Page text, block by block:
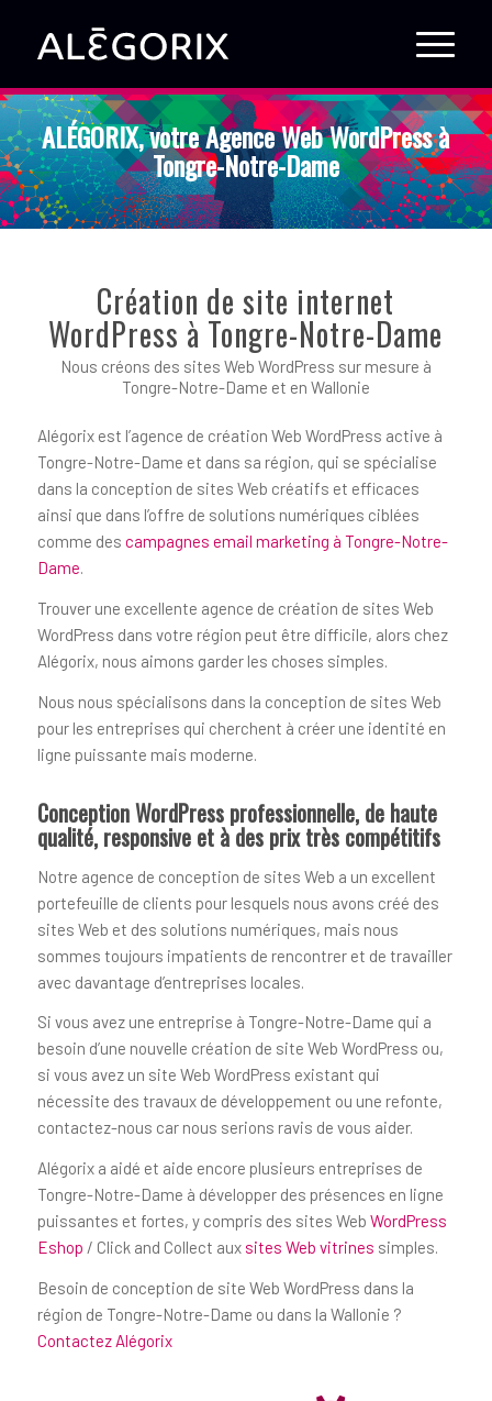
ALÉGORIX, votre Agence Web WordPress à
Tongre-Notre-Dame
Création de site internet
WordPress à Tongre-Notre-Dame
Nous créons des sites Web WordPress sur mesure à
Tongre-Notre-Dame et en Wallonie
Alégorix est l’agence de création Web WordPress active à
Tongre-Notre-Dame et dans sa région, qui se spécialise
dans la conception de sites Web créatifs et efficaces
ainsi que dans l’offre de solutions numériques ciblées
comme des campagnes email marketing à Tongre-Notre-
Dame.
Trouver une excellente agence de création de sites Web
WordPress dans votre région peut être difficile, alors chez
Alégorix, nous aimons garder les choses simples.
Nous nous spécialisons dans la conception de sites Web
pour les entreprises qui cherchent à créer une identité en
ligne puissante mais moderne.
Conception WordPress professionnelle, de haute
qualité, responsive et à des prix très compétitifs
Notre agence de conception de sites Web a un excellent
portefeuille de clients pour lesquels nous avons créé des
sites Web et des solutions numériques, mais nous
sommes toujours impatients de rencontrer et de travailler
avec davantage d’entreprises locales.
Si vous avez une entreprise à Tongre-Notre-Dame qui a
besoin d’une nouvelle création de site Web WordPress ou,
si vous avez un site Web WordPress existant qui
nécessite des travaux de développement ou une refonte,
contactez-nous car nous serions ravis de vous aider.
Alégorix a aidé et aide encore plusieurs entreprises de
Tongre-Notre-Dame à développer des présences en ligne
puissantes et fortes, y compris des sites Web WordPress
Eshop / Click and Collect aux sites Web vitrines simples.
Besoin de conception de site Web WordPress dans la
région de Tongre-Notre-Dame ou dans la Wallonie ?
Contactez Alégorix